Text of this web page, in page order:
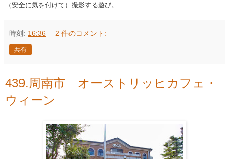
（安全に気を付けて）撮影する遊び。
時刻: 16:36 2 件のコメント:
共有
439.周南市 オーストリッヒカフェ・
ウィーン